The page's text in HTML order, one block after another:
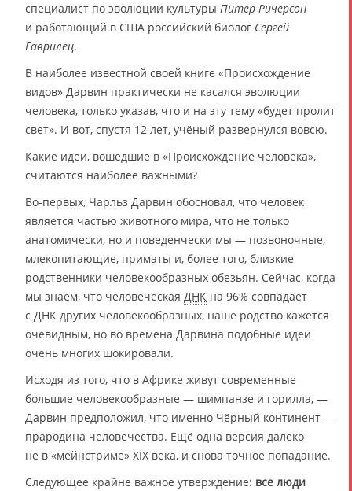
специалист по эволюции культуры Питер Ричерсон
и работающий в США российский биолог Сергей
Гаврилец.
В наиболее известной своей книге «Происхождение
видов» Дарвин практически не касался эволюции
человека, только указав, что и на эту тему «будет пролит
свет». И вот, спустя 12 лет, учёный развернулся вовсю.
Какие идеи, вошедшие в «Происхождение человека»,
считаются наиболее важными?
Во-первых, Чарльз Дарвин обосновал, что человек
является частью животного мира, что не только
анатомически, но и поведенчески мы — позвоночные,
млекопитающие, приматы и, более того, близкие
родственники человекообразных обезьян. Сейчас, когда
мы знаем, что человеческая ДНК на 96% совпадает
с ДНК других человекообразных, наше родство кажется
очевидным, но во времена Дарвина подобные идеи
очень многих шокировали.
Исходя из того, что в Африке живут современные
большие человекообразные — шимпанзе и горилла, —
Дарвин предположил, что именно Чёрный континент —
прародина человечества. Ещё одна версия далеко
не в «мейнстриме» XIX века, и снова точное попадание.
Следующее крайне важное утверждение: все люди